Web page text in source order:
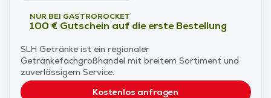
NUR BEI GASTROROCKET
100 € Gutschein auf die erste Bestellung
SLH Getränke ist ein regionaler
Getränkefachgroßhandel mit breitem Sortiment und
zuverlässigem Service.
Kostenlos anfragen